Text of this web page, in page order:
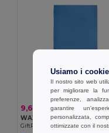
9,63 €
GiftRetail MO2583
Usiamo i cookie
Il nostro sito web
per migliorare la
preferenze,
garantire
personalizzata,
ottimizzate con il